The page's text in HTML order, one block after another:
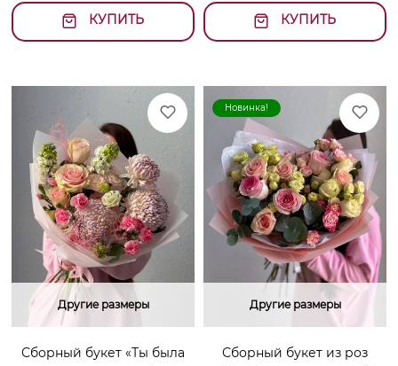
КУПИТЬ КУПИТЬ
Другие размеры
Сборный букет «Ты была
Новинка!
Другие размеры
Сборный букет из роз